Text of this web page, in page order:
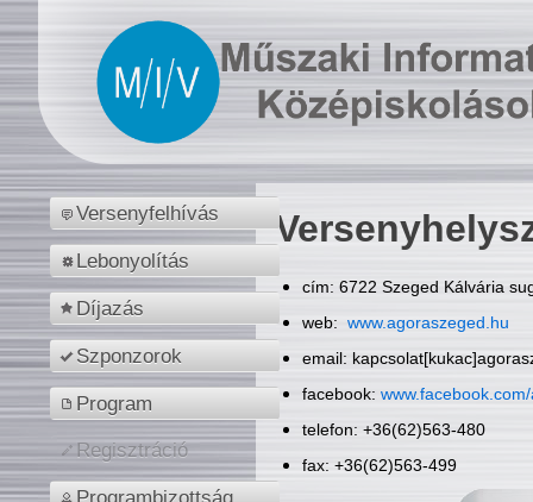
Versenyfelhívás
Lebonyolítás
Díjazás
Szponzorok
Program
Regisztráció
Programbizottság
cím: 6722 Szeged Kálvária
web: www.agoraszeged.hu
email:
facebook:
telefon: +36(62)563-480
fax: +36(62)563-499